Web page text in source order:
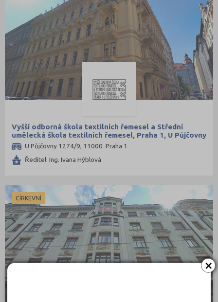
×
Vyšší odborná škola textilních řemesel a Střední
umělecká škola textilních řemesel, Praha 1, U Půjčovny
9
U Půjčovny 1274/9, 11000 Praha 1
Ředitel: Ing. Ivana Hýblová
CÍRKEVNÍ